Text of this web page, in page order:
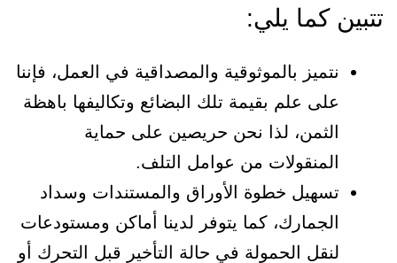
تتبين كما يلي:
نتميز بالموثوقية والمصداقية في العمل، فإننا
على علم بقيمة تلك البضائع وتكاليفها باهظة
الثمن، لذا نحن حريصين على حماية
المنقولات من عوامل التلف.
تسهيل خطوة الأوراق والمستندات وسداد
الجمارك، كما يتوفر لدينا أماكن ومستودعات
لنقل الحمولة في حالة التأخير قبل التحرك أو